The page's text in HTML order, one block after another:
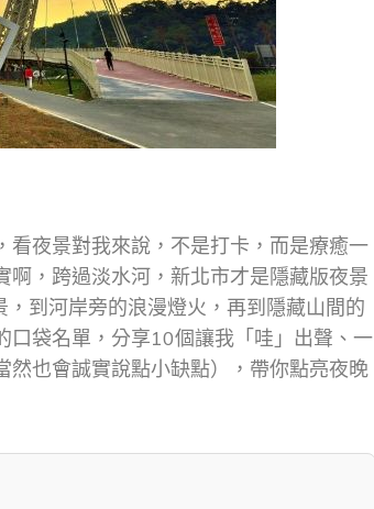
夜景對我來說，不是打卡，而是療癒一
，跨過淡水河，新北市才是隱藏版夜景
到河岸旁的浪漫燈火，再到隱藏山間的
口袋名單，分享10個讓我「哇」出聲、一
也會誠實說點小缺點），帶你點亮夜晚